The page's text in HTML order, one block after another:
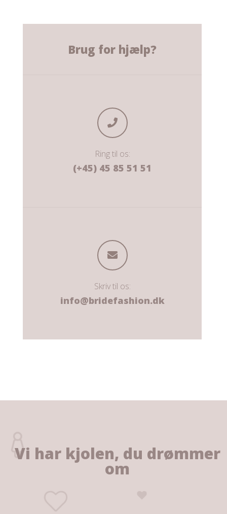
Brug for hjælp?
Ring til os:
(+45) 45 85 51 51
Skriv til os:
info@bridefashion.dk
Vi har kjolen, du drømmer
om